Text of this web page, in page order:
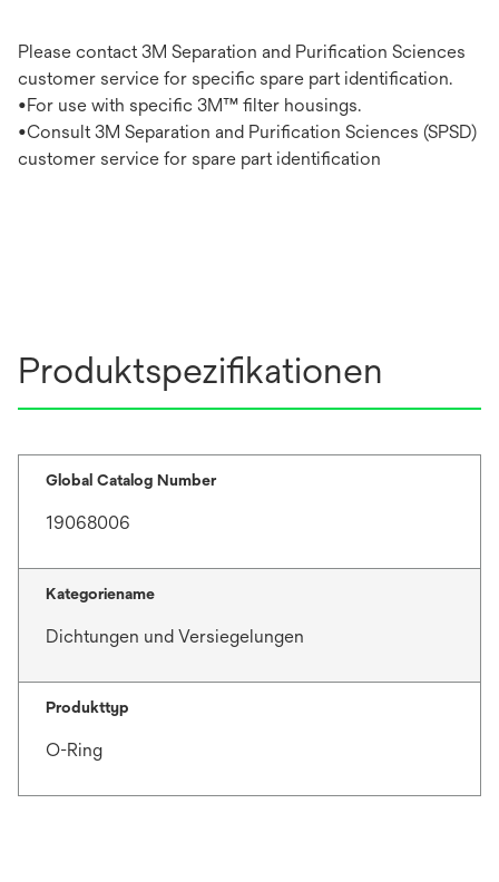
Please contact 3M Separation and Purification Sciences
customer service for specific spare part identification.
•For use with specific 3M™ filter housings.
•Consult 3M Separation and Purification Sciences (SPSD)
customer service for spare part identification
Produktspezifikationen
Global Catalog Number
19068006
Kategoriename
Dichtungen und Versiegelungen
Produkttyp
O-Ring